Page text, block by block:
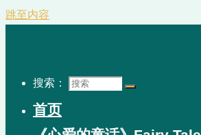
跳至内容
搜索：
首页